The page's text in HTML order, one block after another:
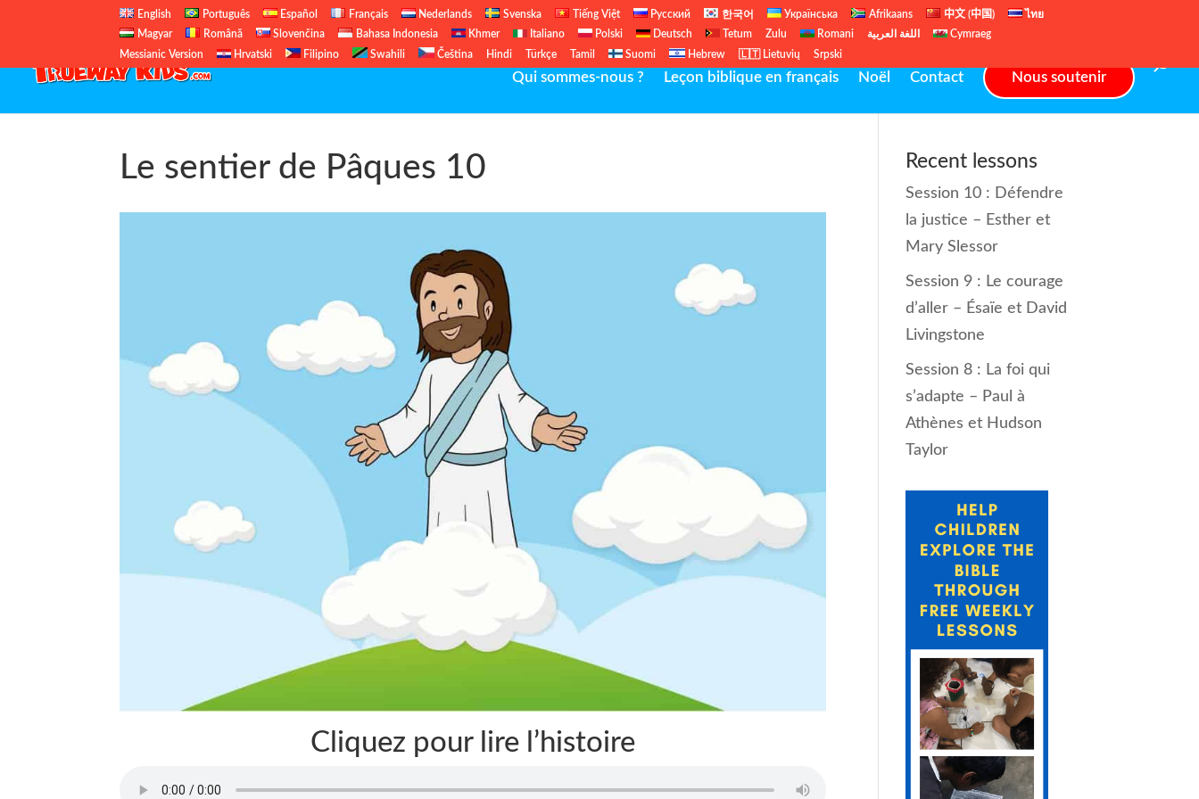
English Português Español Français Nederlands Svenska Tiếng Việt Русский 한국어 Українська Afrikaans 中文 (中国)
ไทย
Magyar
Română Slovenčina Bahasa Indonesia Khmer Italiano Polski Deutsch Tetum Zulu Romani اللغة العربية
Cymraeg
Messianic Version
Hrvatski Filipino Swahili Čeština Hindi Türkçe Tamil Suomi Hebrew 🇱🇹 Lietuvių Srpski
Qui sommes-nous ? Leçon biblique en français Noël Contact Nous soutenir
Le sentier de Pâques 10
Cliquez pour lire l’histoire
Recent lessons
Session 10 : Défendre
la justice – Esther et
Mary Slessor
Session 9 : Le courage
d’aller – Ésaïe et David
Livingstone
Session 8 : La foi qui
s’adapte – Paul à
Athènes et Hudson
Taylor